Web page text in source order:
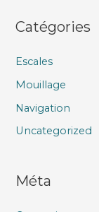
Catégories
Escales
Mouillage
Navigation
Uncategorized
Méta